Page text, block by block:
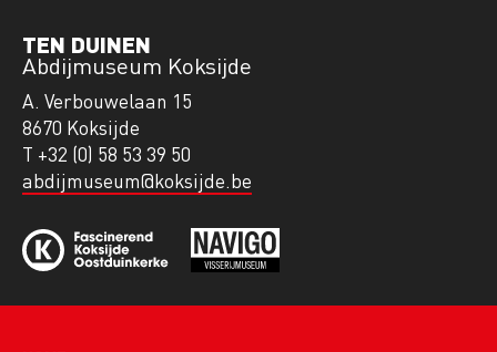
TEN DUINEN
Abdijmuseum Koksijde
A. Verbouwelaan 15
8670 Koksijde
T +32 (0) 58 53 39 50
abdijmuseum@koksijde.be